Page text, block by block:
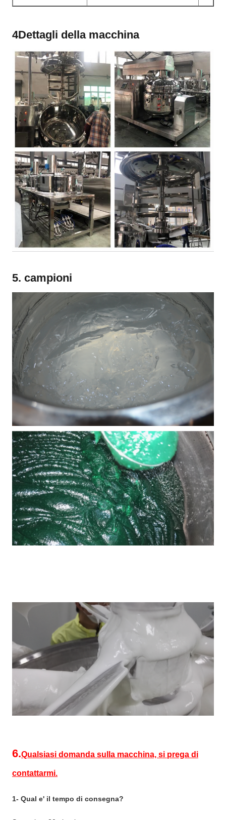
4Dettagli della macchina
5. campioni
6.Qualsiasi domanda sulla macchina, si prega di
contattarmi.
1- Qual e' il tempo di consegna?